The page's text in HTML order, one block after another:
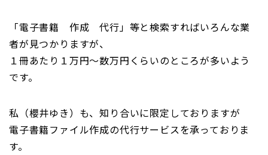
「電子書籍 作成 代行」等と検索すればいろんな業
者が見つかりますが、
１冊あたり１万円～数万円くらいのところが多いよう
です。
私（櫻井ゆき）も、知り合いに限定しておりますが
電子書籍ファイル作成の代行サービスを承っておりま
す。